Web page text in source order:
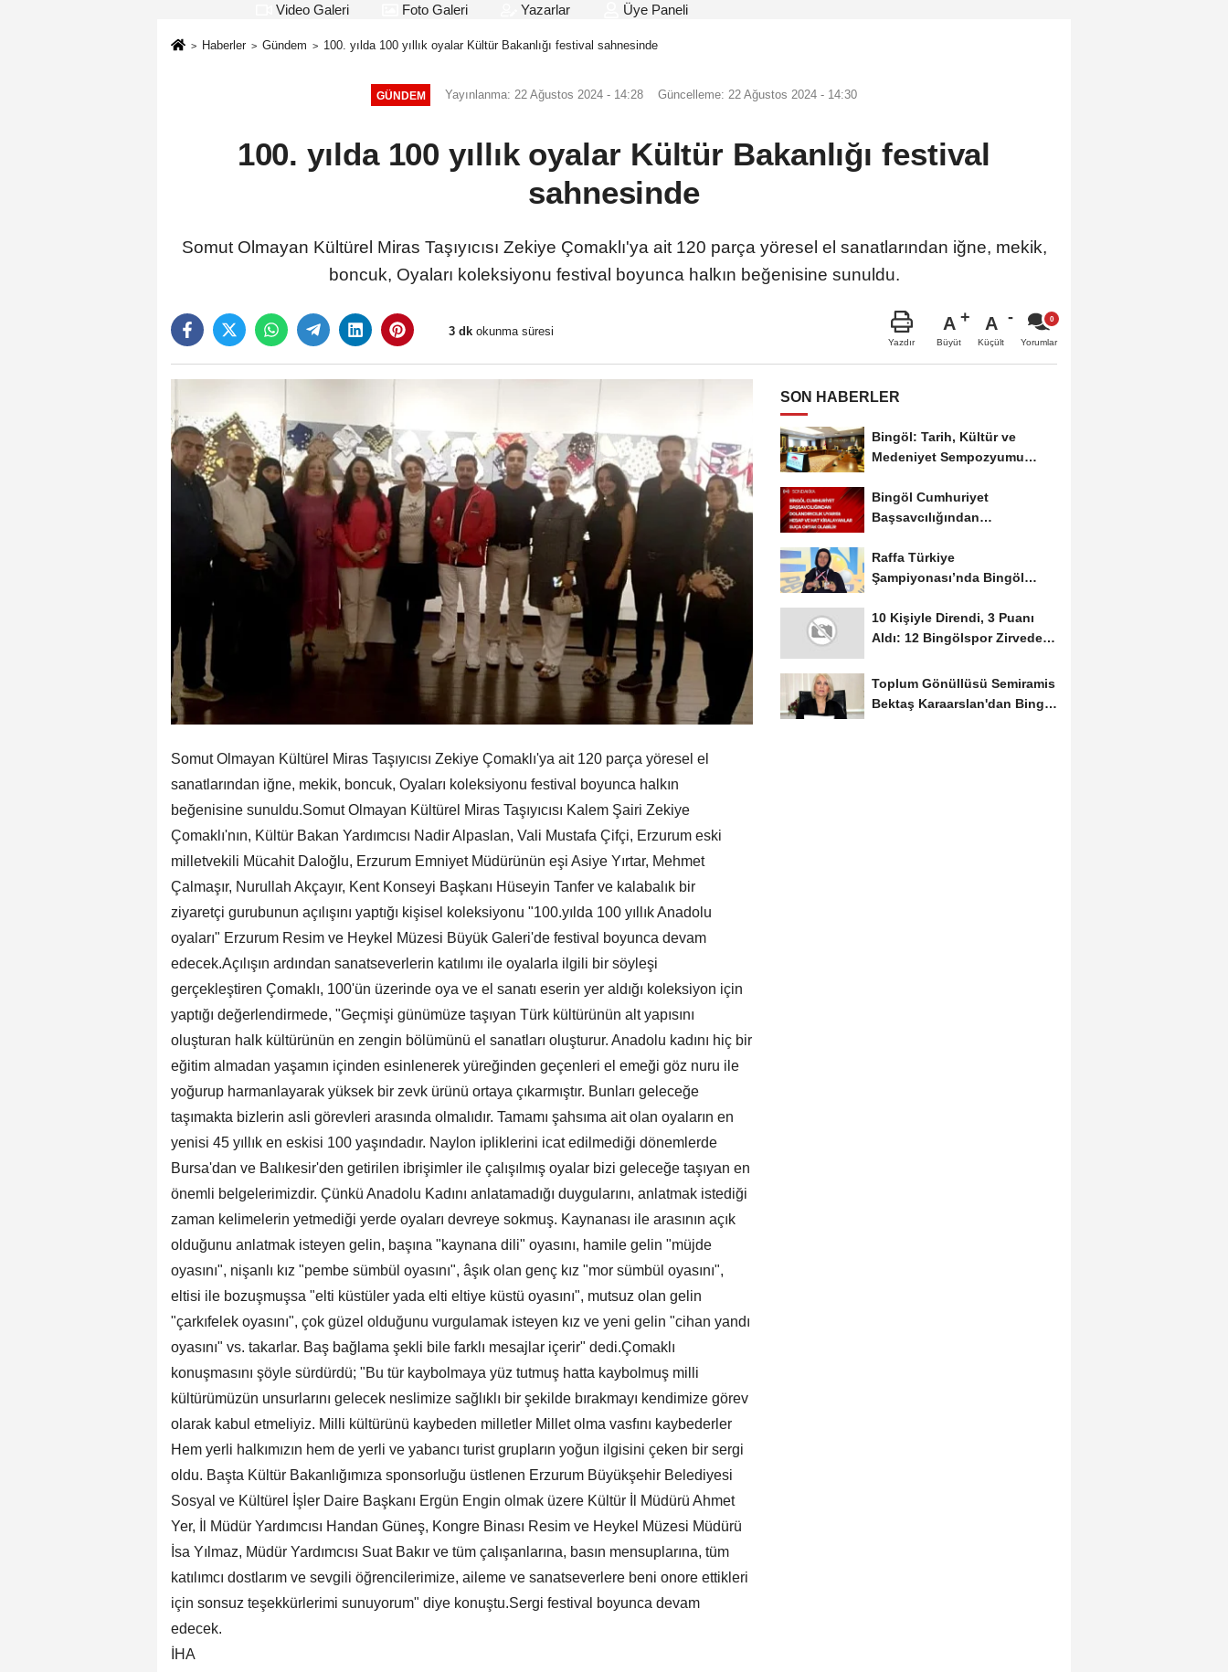
Video Galeri Foto Galeri Yazarlar Üye Paneli
Haberler Gündem 100. yılda 100 yıllık oyalar Kültür Bakanlığı festival sahnesinde
GÜNDEM Yayınlanma: 22 Ağustos 2024 - 14:28 Güncelleme: 22 Ağustos 2024 - 14:30
100. yılda 100 yıllık oyalar Kültür Bakanlığı festival
sahnesinde
Somut Olmayan Kültürel Miras Taşıyıcısı Zekiye Çomaklı'ya ait 120 parça yöresel el sanatlarından iğne, mekik,
boncuk, Oyaları koleksiyonu festival boyunca halkın beğenisine sunuldu.
3 dk okunma süresi
Yazdır
A
Büyüt
A
Küçült Yorumlar
Somut Olmayan Kültürel Miras Taşıyıcısı Zekiye Çomaklı'ya ait 120 parça yöresel el
sanatlarından iğne, mekik, boncuk, Oyaları koleksiyonu festival boyunca halkın
beğenisine sunuldu.Somut Olmayan Kültürel Miras Taşıyıcısı Kalem Şairi Zekiye
Çomaklı'nın, Kültür Bakan Yardımcısı Nadir Alpaslan, Vali Mustafa Çifçi, Erzurum eski
milletvekili Mücahit Daloğlu, Erzurum Emniyet Müdürünün eşi Asiye Yırtar, Mehmet
Çalmaşır, Nurullah Akçayır, Kent Konseyi Başkanı Hüseyin Tanfer ve kalabalık bir
ziyaretçi gurubunun açılışını yaptığı kişisel koleksiyonu "100.yılda 100 yıllık Anadolu
oyaları" Erzurum Resim ve Heykel Müzesi Büyük Galeri'de festival boyunca devam
edecek.Açılışın ardından sanatseverlerin katılımı ile oyalarla ilgili bir söyleşi
gerçekleştiren Çomaklı, 100'ün üzerinde oya ve el sanatı eserin yer aldığı koleksiyon için
yaptığı değerlendirmede, "Geçmişi günümüze taşıyan Türk kültürünün alt yapısını
oluşturan halk kültürünün en zengin bölümünü el sanatları oluşturur. Anadolu kadını hiç bir
eğitim almadan yaşamın içinden esinlenerek yüreğinden geçenleri el emeği göz nuru ile
yoğurup harmanlayarak yüksek bir zevk ürünü ortaya çıkarmıştır. Bunları geleceğe
taşımakta bizlerin asli görevleri arasında olmalıdır. Tamamı şahsıma ait olan oyaların en
yenisi 45 yıllık en eskisi 100 yaşındadır. Naylon ipliklerini icat edilmediği dönemlerde
Bursa'dan ve Balıkesir'den getirilen ibrişimler ile çalışılmış oyalar bizi geleceğe taşıyan en
önemli belgelerimizdir. Çünkü Anadolu Kadını anlatamadığı duygularını, anlatmak istediği
zaman kelimelerin yetmediği yerde oyaları devreye sokmuş. Kaynanası ile arasının açık
olduğunu anlatmak isteyen gelin, başına "kaynana dili" oyasını, hamile gelin "müjde
oyasını", nişanlı kız "pembe sümbül oyasını", âşık olan genç kız "mor sümbül oyasını",
eltisi ile bozuşmuşsa "elti küstüler yada elti eltiye küstü oyasını", mutsuz olan gelin
"çarkıfelek oyasını", çok güzel olduğunu vurgulamak isteyen kız ve yeni gelin "cihan yandı
oyasını" vs. takarlar. Baş bağlama şekli bile farklı mesajlar içerir" dedi.Çomaklı
konuşmasını şöyle sürdürdü; "Bu tür kaybolmaya yüz tutmuş hatta kaybolmuş milli
kültürümüzün unsurlarını gelecek neslimize sağlıklı bir şekilde bırakmayı kendimize görev
olarak kabul etmeliyiz. Milli kültürünü kaybeden milletler Millet olma vasfını kaybederler
Hem yerli halkımızın hem de yerli ve yabancı turist grupların yoğun ilgisini çeken bir sergi
oldu. Başta Kültür Bakanlığımıza sponsorluğu üstlenen Erzurum Büyükşehir Belediyesi
Sosyal ve Kültürel İşler Daire Başkanı Ergün Engin olmak üzere Kültür İl Müdürü Ahmet
Yer, İl Müdür Yardımcısı Handan Güneş, Kongre Binası Resim ve Heykel Müzesi Müdürü
İsa Yılmaz, Müdür Yardımcısı Suat Bakır ve tüm çalışanlarına, basın mensuplarına, tüm
katılımcı dostlarım ve sevgili öğrencilerimize, aileme ve sanatseverlere beni onore ettikleri
için sonsuz teşekkürlerimi sunuyorum" diye konuştu.Sergi festival boyunca devam
edecek.
İHA
SON HABERLER
Bingöl: Tarih, Kültür ve
Medeniyet Sempozyumu
Bingöl Cumhuriyet
Başsavcılığından
Raffa Türkiye
Şampiyonası’nda Bingöl
10 Kişiyle Direndi, 3 Puanı
Aldı: 12 Bingölspor Zirvedeki
Toplum Gönüllüsü Semiramis
Bektaş Karaarslan'dan Bingöl